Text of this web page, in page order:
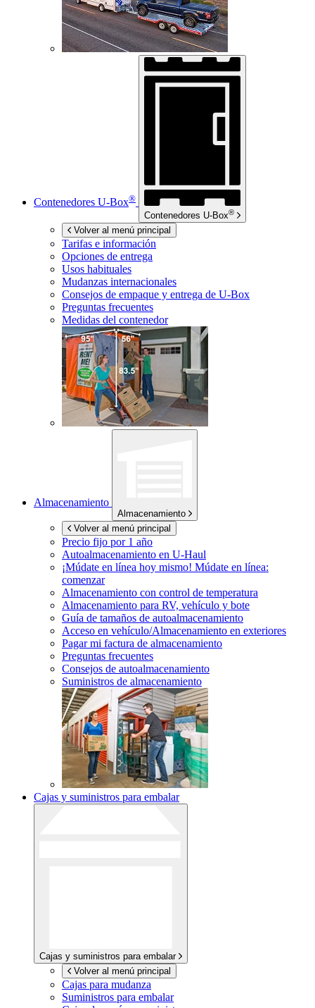
Contenedores U-Box®
Contenedores U-Box®
Volver al menú principal
Tarifas e información
Opciones de entrega
Usos habituales
Mudanzas internacionales
Consejos de empaque y entrega de U-Box
Preguntas frecuentes
Medidas del contenedor
Almacenamiento
Almacenamiento
Volver al menú principal
Precio fijo por 1 año
Autoalmacenamiento en U-Haul
¡Múdate en línea hoy mismo! Múdate en línea:
comenzar
Almacenamiento con control de temperatura
Almacenamiento para RV, vehículo y bote
Guía de tamaños de autoalmacenamiento
Acceso en vehículo/Almacenamiento en exteriores
Pagar mi factura de almacenamiento
Preguntas frecuentes
Consejos de autoalmacenamiento
Suministros de almacenamiento
Cajas y suministros para embalar
Cajas y suministros para embalar
Volver al menú principal
Cajas para mudanza
Suministros para embalar